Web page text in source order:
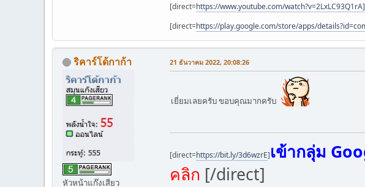
[direct=https://www.youtube.com/
[direct=https://play.google.com/store/apps/
ริคาร์โด้กาก้า
หัวหน้าแก๊งเสียว
21 ธันวาคม 2022, 20:08:26
เยี่ยมเลยครับ ขอบคุณมากครับ
[direct=https://bit.ly/3d6wzrE]เข้ากลุ่ม
คลิก [/direct]